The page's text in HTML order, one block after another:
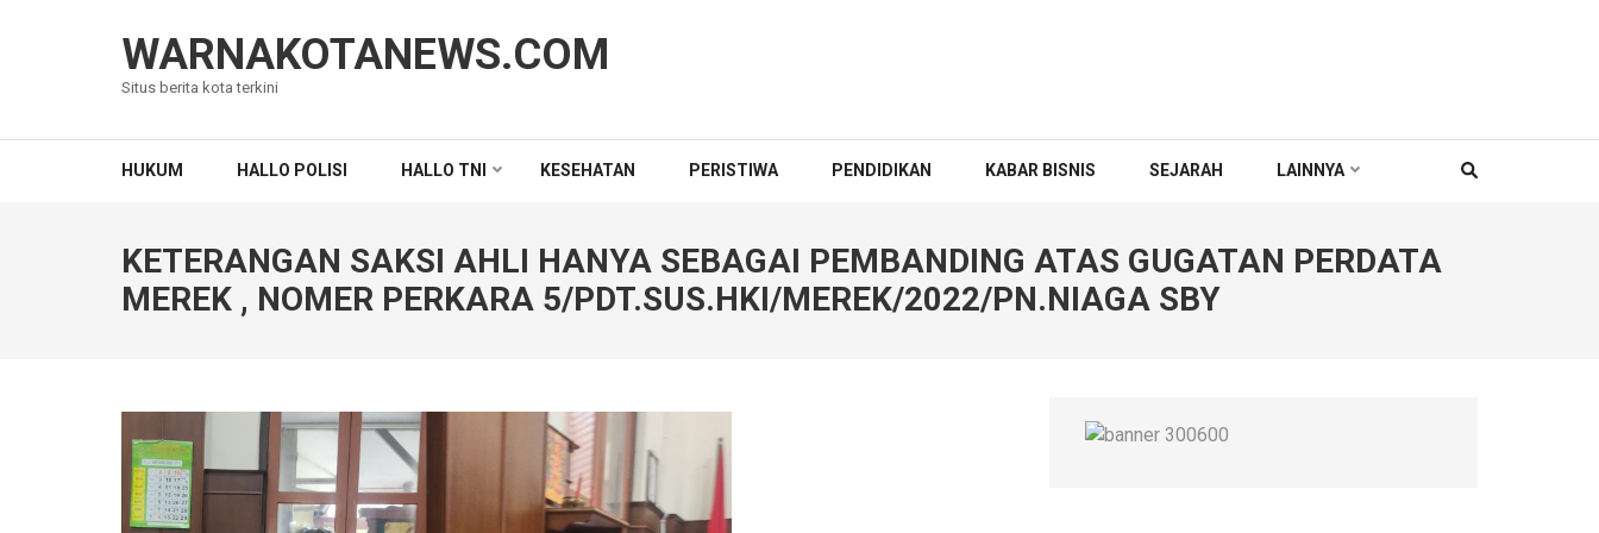
WARNAKOTANEWS.COM
Situs berita kota terkini
HUKUM HALLO POLISI HALLO TNI KESEHATAN PERISTIWA PENDIDIKAN KABAR BISNIS SEJARAH LAINNYA
KETERANGAN SAKSI AHLI HANYA SEBAGAI PEMBANDING ATAS GUGATAN PERDATA
MEREK , NOMER PERKARA 5/PDT.SUS.HKI/MEREK/2022/PN.NIAGA SBY